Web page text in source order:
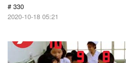
# 330
2020-10-18 05:21